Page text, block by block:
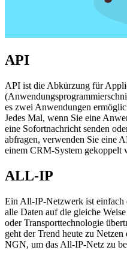
API
API ist die Abkürzung für
es zwei Anwendungen
Jedes Mal, wenn Sie eine
eine Sofortnachricht senden
abfragen, verwenden Sie eine
einem CRM-System gekoppelt
ALL-IP
Ein All-IP-Netzwerk ist einfach
alle Daten auf die gleiche
oder Transporttechnologie
geht der Trend heute zu
NGN, um das All-IP-Netz zu